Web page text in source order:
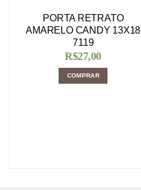
PORTA RETRATO
AMARELO CANDY 13X18
7119
R$27,00
COMPRAR